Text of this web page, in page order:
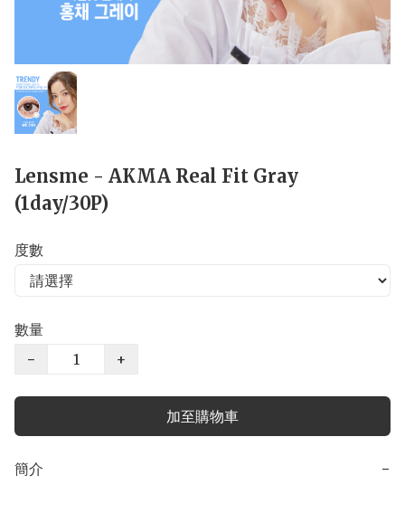
Lensme - AKMA Real Fit Gray
(1day/30P)
度數
數量
−
+
加至購物車
簡介 −